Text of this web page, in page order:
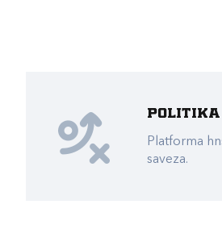
Politika
Platforma
saveza.